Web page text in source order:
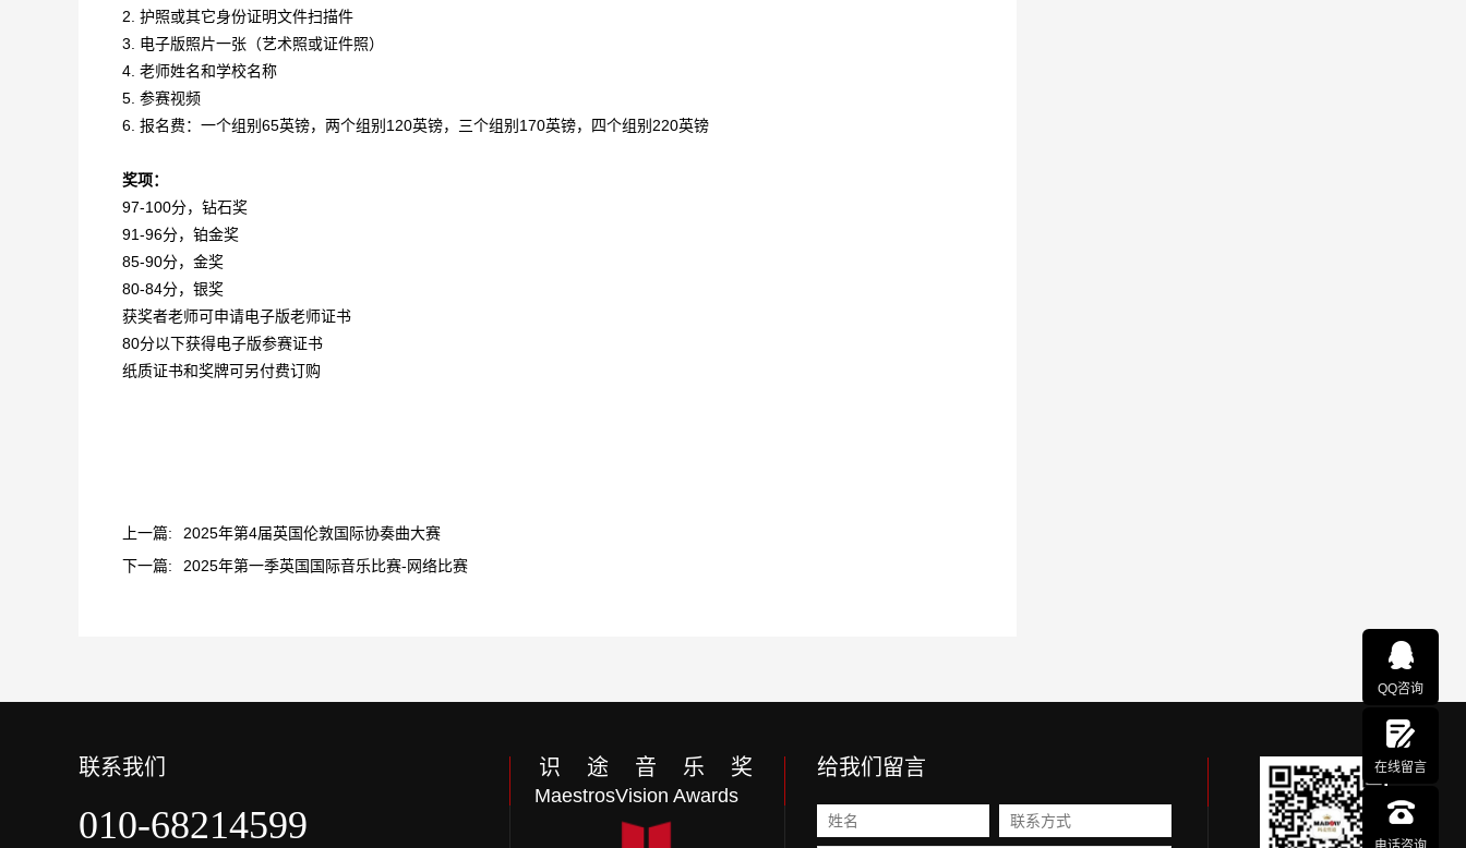
2. 护照或其它身份证明文件扫描件
3. 电子版照片一张（艺术照或证件照）
4. 老师姓名和学校名称
5. 参赛视频
6. 报名费：一个组别65英镑，两个组别120英镑，三个组别170英镑，四个组别220英镑
奖项：
97-100分，钻石奖
91-96分，铂金奖
85-90分，金奖
80-84分，银奖
获奖者老师可申请电子版老师证书
80分以下获得电子版参赛证书
纸质证书和奖牌可另付费订购
上一篇:
2025年第4届英国伦敦国际协奏曲大赛
下一篇:
2025年第一季英国国际音乐比赛-网络比赛
联系我们
010-68214599
识 途 音 乐 奖
MaestrosVision Awards
给我们留言
QQ咨询
在线留言